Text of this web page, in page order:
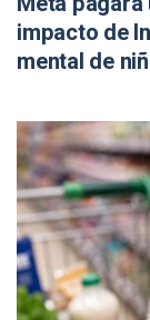
impacto de
mental de